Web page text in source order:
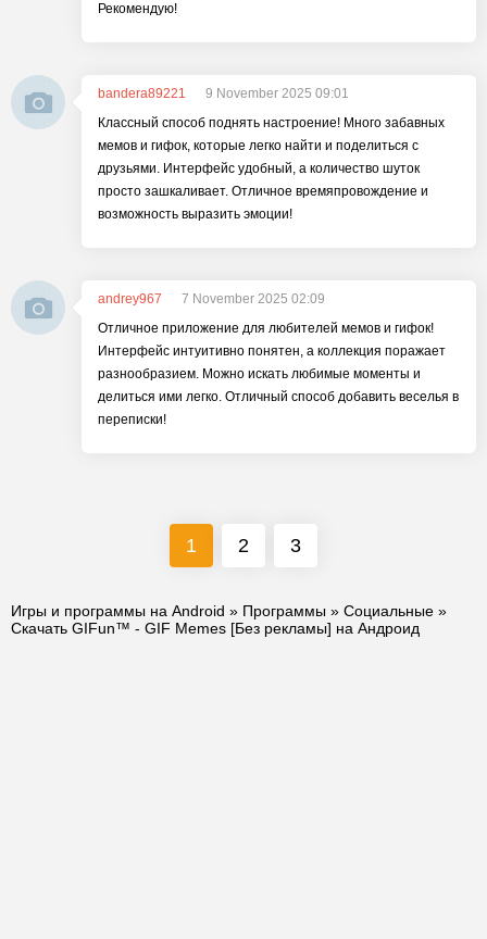
Рекомендую!
bandera89221
9 November 2025 09:01
Классный способ поднять настроение! Много забавных
мемов и гифок, которые легко найти и поделиться с
друзьями. Интерфейс удобный, а количество шуток
просто зашкаливает. Отличное времяпровождение и
возможность выразить эмоции!
andrey967
7 November 2025 02:09
Отличное приложение для любителей мемов и гифок!
Интерфейс интуитивно понятен, а коллекция поражает
разнообразием. Можно искать любимые моменты и
делиться ими легко. Отличный способ добавить веселья в
переписки!
1 2 3
Игры и программы на Android » Программы » Социальные »
Скачать GIFun™ - GIF Memes [Без рекламы] на Андроид